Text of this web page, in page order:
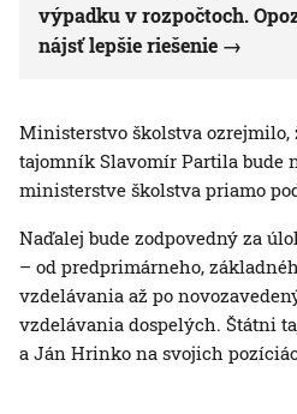
výpadku v rozpočtoch.
nájsť lepšie riešenie
Ministerstvo školstva ozrejmilo,
tajomník Slavomír Partila bude
ministerstve školstva priamo
Naďalej bude zodpovedný za
– od predprimárneho,
vzdelávania až po
vzdelávania dospelých. Štátni
a Ján Hrinko na svojich